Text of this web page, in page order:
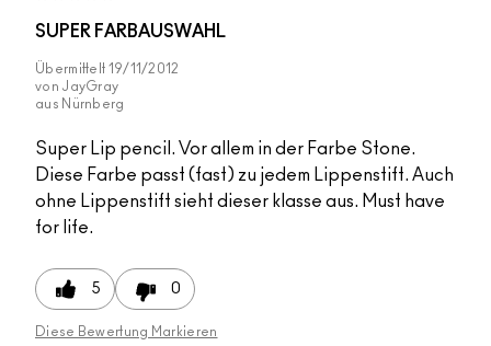
SUPER FARBAUSWAHL
Übermittelt 19/11/2012
von JayGray
aus Nürnberg
Super Lip pencil. Vor allem in der Farbe Stone.
Diese Farbe passt (fast) zu jedem Lippenstift. Auch
ohne Lippenstift sieht dieser klasse aus. Must have
for life.
5 0
Diese Bewertung Markieren